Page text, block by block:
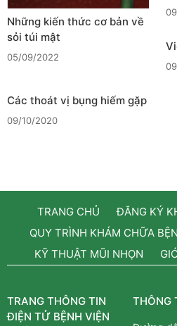
Những kiến thức cơ bản về
sỏi túi mật
05/09/2022
Các thoát vị bụng hiếm gặp
09/10/2020
TRANG CHỦ
ĐĂNG KÝ
QUY TRÌNH KHÁM CHỮA
KỸ THUẬT MŨI NHỌN
TRANG THÔNG TIN
ĐIỆN TỬ BỆNH VIỆN
THÔNG